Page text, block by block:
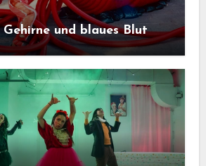
und blaues Blut